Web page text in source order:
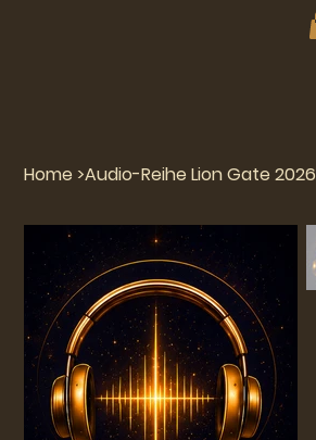
Home >Audio-Reihe Lion Gate 2026